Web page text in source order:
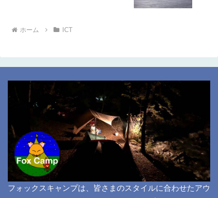
ホーム ICT
フォックスキャンプは、皆さまのスタイルに合わせたアウ